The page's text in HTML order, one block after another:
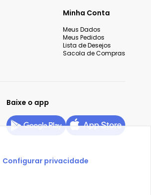
Minha Conta
Meus Dados
Meus Pedidos
Lista de Desejos
Sacola de Compras
Baixe o app
Configurar privacidade